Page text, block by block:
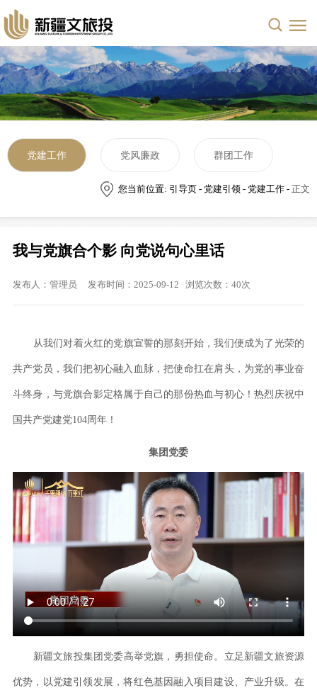
党建工作 党风廉政 群团工作
您当前位置: 引导页 - 党建引领 - 党建工作 - 正文
我与党旗合个影 向党说句心里话
发布人：管理员 发布时间：2025-09-12 浏览次数： 40次
从我们对着火红的党旗宣誓的那刻开始，我们便成为了光荣的
共产党员，我们把初心融入血脉，把使命扛在肩头，为党的事业奋
斗终身，与党旗合影定格属于自己的那份热血与初心！热烈庆祝中
国共产党建党104周年！
集团党委
新疆文旅投集团党委高举党旗，勇担使命。立足新疆文旅资源
优势，以党建引领发展，将红色基因融入项目建设、产业升级。在